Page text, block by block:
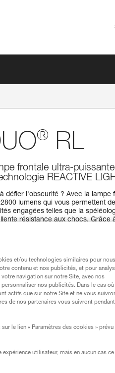
® RL
frontale ultra-
REACTIVE
défier l'obscurité ? Avec la
lumens qui vous permettent
engagées telles que la
résistance aux chocs. Grâce
de l'éclairage s'adapte
lampe est optimisée et les
un revendeur
et/ou technologies similaires pour nous
contenu et nos publicités, et pour
navigation sur notre Site, avec nos
nos publicités. Dans le cas où
actifs que sur notre Site et ne vous
de nos partenaires vous suivront pendant
le lien « Paramètres des cookies » prévu
utilisateur, mais en aucun cas ce